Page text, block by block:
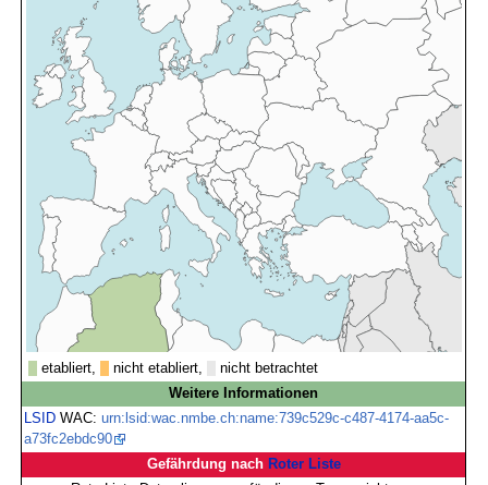
etabliert, nicht etabliert,
nicht betrachtet
Weitere Informationen
LSID WAC:urn:lsid:wac.nmbe.ch:name:739c529c-c487-4174-aa5c-
a73fc2ebdc90
Gefährdung nach Roter Liste